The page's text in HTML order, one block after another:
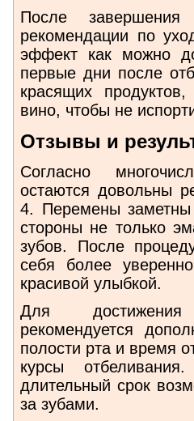
После завершения
рекомендации по
эффект как можно
первые дни после
красящих
вино, чтобы не
Отзывы и
Согласно
остаются довольны
4. Перемены заметны
стороны не только
зубов. После
себя более
красивой улыбкой.
Для достижения
рекомендуется
полости рта и время
курсы
длительный срок
за зубами.